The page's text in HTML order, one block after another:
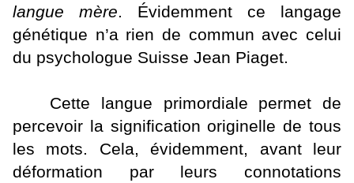
langue mère. Évidemment ce langage
génétique n’a rien de commun avec celui
du psychologue Suisse Jean Piaget.
Cette langue primordiale permet de
percevoir la signification originelle de tous
les mots. Cela, évidemment, avant leur
déformation par leurs connotations